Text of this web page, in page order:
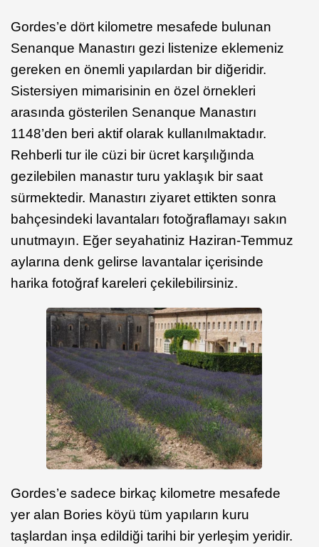
Gordes’e dört kilometre mesafede bulunan
Senanque Manastırı gezi listenize eklemeniz
gereken en önemli yapılardan bir diğeridir.
Sistersiyen mimarisinin en özel örnekleri
arasında gösterilen Senanque Manastırı
1148’den beri aktif olarak kullanılmaktadır.
Rehberli tur ile cüzi bir ücret karşılığında
gezilebilen manastır turu yaklaşık bir saat
sürmektedir. Manastırı ziyaret ettikten sonra
bahçesindeki lavantaları fotoğraflamayı sakın
unutmayın. Eğer seyahatiniz Haziran-Temmuz
aylarına denk gelirse lavantalar içerisinde
harika fotoğraf kareleri çekilebilirsiniz.
Gordes’e sadece birkaç kilometre mesafede
yer alan Bories köyü tüm yapıların kuru
taşlardan inşa edildiği tarihi bir yerleşim yeridir.